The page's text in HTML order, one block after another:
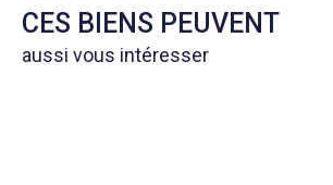
CES BIENS PEUVENT
aussi vous intéresser